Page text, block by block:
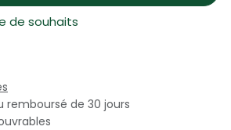
de souhaits
remboursé de 30 jours